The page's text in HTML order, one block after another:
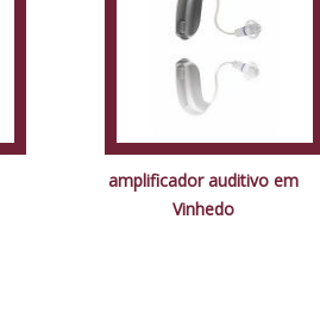
amplificador auditivo em
Vinhedo